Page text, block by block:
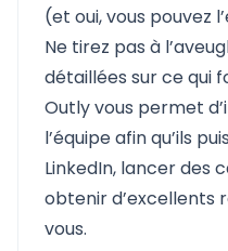
(et oui, vous pouvez
Ne tirez pas à
détaillées sur ce qui
Outly vous permet
l’équipe afin qu’ils
LinkedIn, lancer des
obtenir d’excellents
vous.